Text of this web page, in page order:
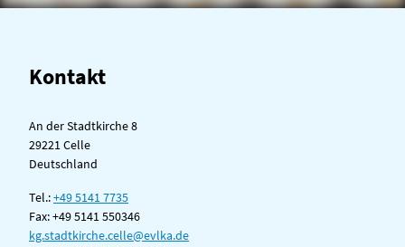
Kontakt
An der Stadtkirche 8
29221 Celle
Deutschland
Tel.:+49 5141 7735
Fax:+49 5141 550346
kg.stadtkirche.celle@evlka.de